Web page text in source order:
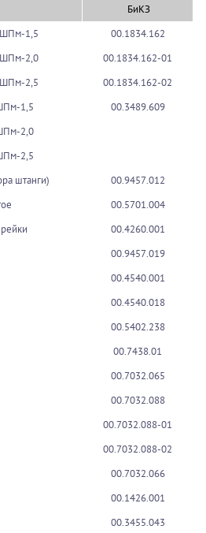
БиКЗ
1,5
00.1834.162
2,0
00.1834.162-01
2,5
00.1834.162-02
1,5
00.3489.609
2,0
2,5
штанги)
00.9457.012
00.5701.004
00.4260.001
00.9457.019
00.4540.001
00.4540.018
00.5402.238
00.7438.01
00.7032.065
00.7032.088
00.7032.088-01
00.7032.088-02
00.7032.066
00.1426.001
00.3455.043